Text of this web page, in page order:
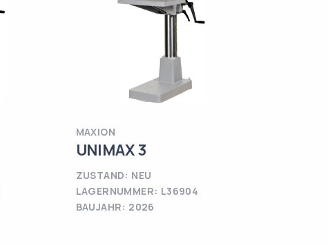
MAXION
UNIMAX 3
ZUSTAND: NEU
LAGERNUMMER: L36904
BAUJAHR: 2026